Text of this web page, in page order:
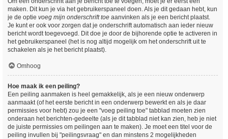
maken. Dit kun je via het gebruikerspaneel doen. Als je dit gedaan hebt, kun
je de optie voeg mijn onderschrift toe aanvinken als je een bericht plaatst.
Je kunt er ook voor zorgen dat je onderschrift automatisch aan ieder nieuw
bericht wordt toegevoegd. Dit doe je door de bijhorende optie te activeren in
het gebruikerspaneel (het is nog altijd mogelijk om het onderschrift uit te
schakelen als je het bericht plaatst).
Omhoog
Hoe maak ik een peiling?
Een peiling aanmaken is heel gemakkelijk, als je een nieuw onderwerp
aanmaakt (of het eerste bericht in een onderwerp bewerkt en als je daar
permissies voor hebt) zou je een "voeg peiling toe" tabblad moeten zien
onderaan het berichten-gedeelte (als je dit tabblad niet kan zien, heb je niet
de juiste permissies om peilingen aan te maken). Je moet een titel voor de
peiling invullen bij "peilingsvraag" en dan minstens 2 mogelijkheden